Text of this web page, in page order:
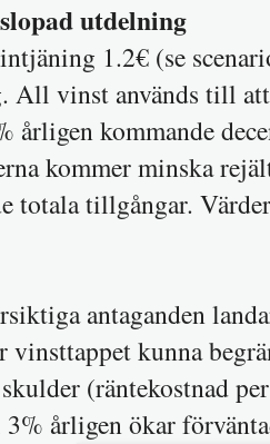
utdelning
1.2€ (se
All vinst används till
kommande
kommer minska
totala tillgångar.
antaganden
kunna
(räntekostnad
3% årligen ökar